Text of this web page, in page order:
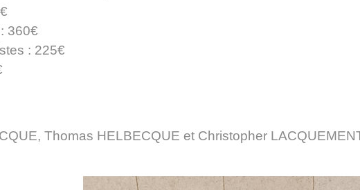
360€
: 225€
Thomas HELBECQUE et Christopher